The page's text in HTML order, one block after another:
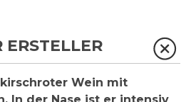
ERSTELLER
kirschroter Wein mit